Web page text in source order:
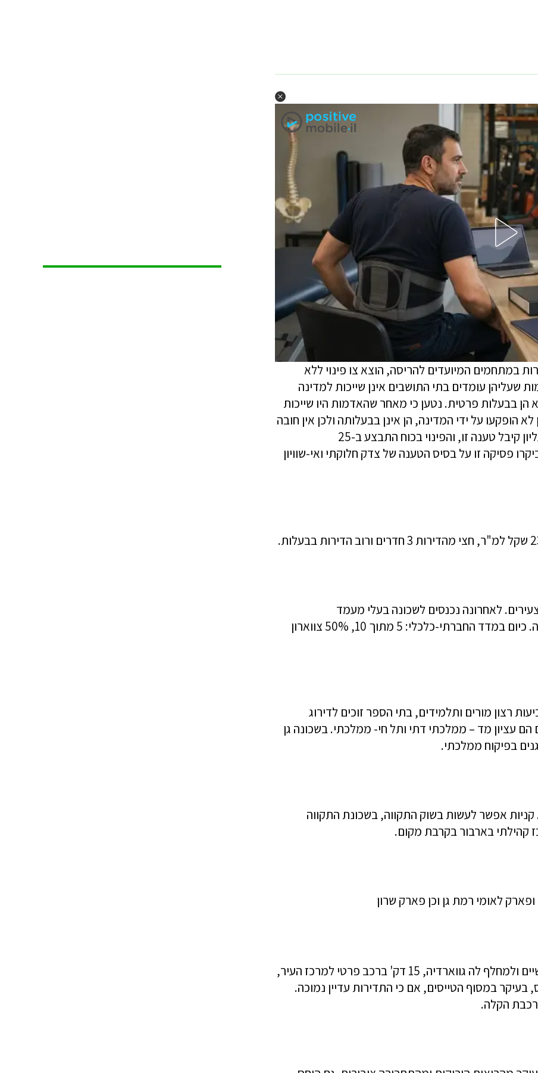
כ-300 המשפחות הגרות במתחמים המיועדים להריסה, הוצא צו פינוי ללא
שעליהן עומדים בתי התושבים אינן שייכות למדינה
בבעלות פרטית. נטען כי מאחר שהאדמות היו שייכות
לא הופקעו על ידי המדינה, הן אינן בבעלותה ולכן אין חובה
עלייה לפצות את התושבים. בית המשפט העליון קיבל טענה זו, והפינוי בכוח התבצע ב-25
ביקרו פסיקה זו על בסיס הטענה של צדק חלוקתי ואי-שוויון
לאחרונה נכנסים לשכונה בעלי מעמד
סוציו-אקונומי גבוה יותר ממה שידעה השכונה. כיום במדד החברתי-כלכלי: 5 מתוך 10, 50% צווארון
רצון מורים ותלמידים, בתי הספר זוכים לדירוג
עציון מד – ממלכתי דתי ותל חי- ממלכתי. בשכונה גן
בפיקוח ממלכתי.
אפשר לעשות בשוק התקווה, בשכונת התקווה
קהילתי בארבור בקרבת מקום.
לאומי רמת גן וכן פארק שרון
נוחה לשימוש ברכב פרטי, קרבה לצירים ראשיים ולמחלף לה גווארדיה, 15 דק' ברכב פרטי למרכז העיר,
בעיקר במסוף הטייסים, אם כי התדירות עדיין נמוכה.
הקלה.